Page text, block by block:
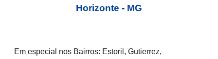
Horizonte - MG
Em especial nos Bairros: Estoril, Gutierrez,